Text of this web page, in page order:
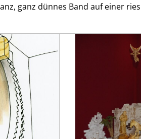
ganz dünnes Band auf einer